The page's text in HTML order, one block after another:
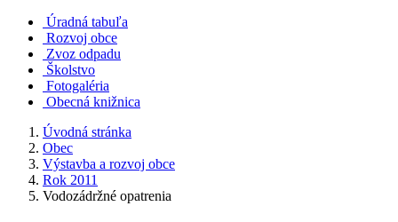
Úradná tabuľa
Rozvoj obce
Zvoz odpadu
Školstvo
Fotogaléria
Obecná knižnica
Úvodná stránka
Obec
Výstavba a rozvoj obce
Rok 2011
Vodozádržné opatrenia